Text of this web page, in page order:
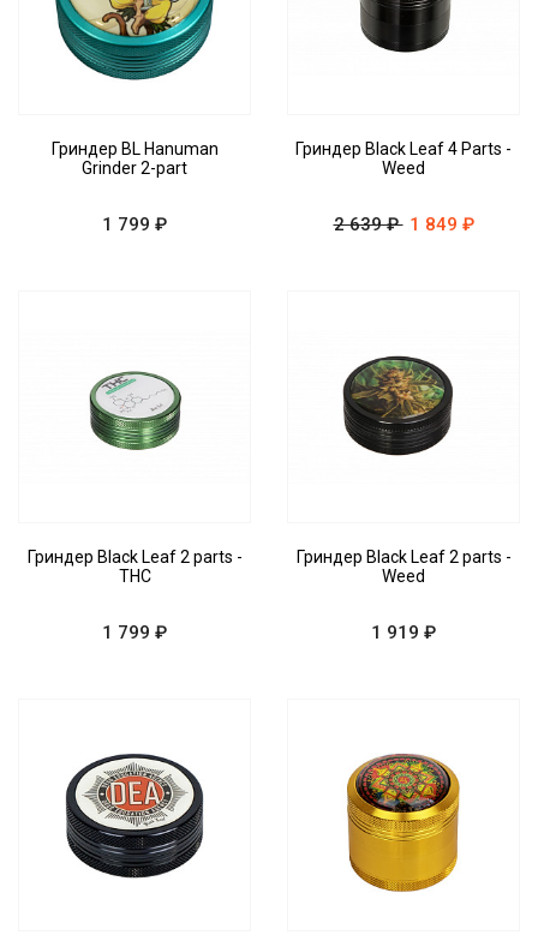
Гриндер BL Hanuman
Grinder 2-part
1 799 ₽
Гриндер Black Leaf 4 Parts -
Weed
2 639 ₽ 1 849 ₽
Гриндер Black Leaf 2 parts -
THC
1 799 ₽
Гриндер Black Leaf 2 parts -
Weed
1 919 ₽